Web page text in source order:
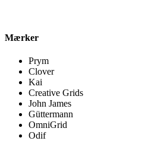
Mærker
Prym
Clover
Kai
Creative Grids
John James
Güttermann
OmniGrid
Odif